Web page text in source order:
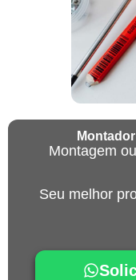
Montagem
Seu melhor